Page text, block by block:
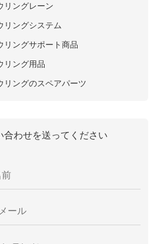
リングレーン
リングシステム
リングサポート商品
リング用品
リングのスペアパーツ
合わせを送ってください
ール